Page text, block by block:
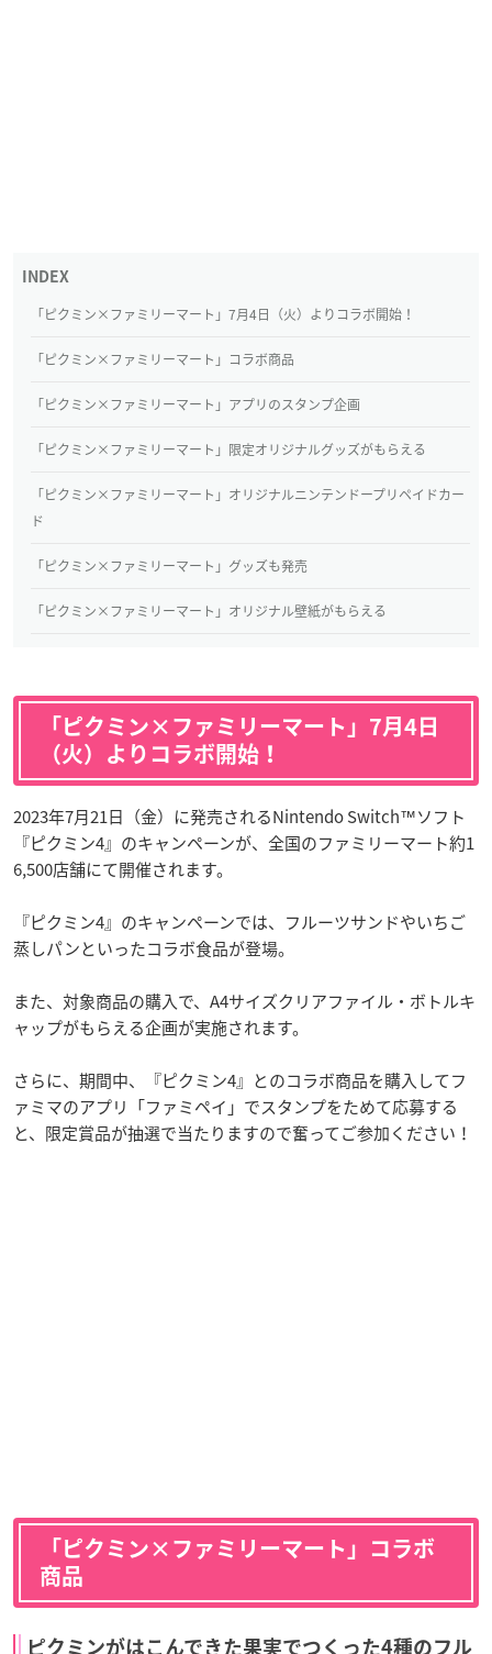
「ピクミン×ファミリーマート」7月4日（火）よりコラボ開始！
「ピクミン×ファミリーマート」コラボ商品
「ピクミン×ファミリーマート」アプリのスタンプ企画
「ピクミン×ファミリーマート」限定オリジナルグッズがもらえる
「ピクミン×ファミリーマート」オリジナルニンテンドープリペイドカー
ド
「ピクミン×ファミリーマート」グッズも発売
「ピクミン×ファミリーマート」オリジナル壁紙がもらえる
「ピクミン×ファミリーマート」7月4日
（火）よりコラボ開始！
2023年7月21日（金）に発売されるNintendo Switch™ソフト
『ピクミン4』のキャンペーンが、全国のファミリーマート約1
6,500店舗にて開催されます。
『ピクミン4』のキャンペーンでは、フルーツサンドやいちご
蒸しパンといったコラボ食品が登場。
また、対象商品の購入で、A4サイズクリアファイル・ボトルキ
ャップがもらえる企画が実施されます。
さらに、期間中、『ピクミン4』とのコラボ商品を購入してフ
ァミマのアプリ「ファミペイ」でスタンプをためて応募する
と、限定賞品が抽選で当たりますので奮ってご参加ください！
「ピクミン×ファミリーマート」コラボ
商品
ピクミンがはこんできた果実でつくった4種のフル